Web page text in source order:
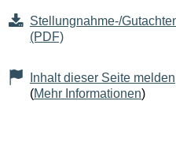
Stellungnahme-/
(PDF)
Inhalt dieser Seite melden
(Mehr Informationen)